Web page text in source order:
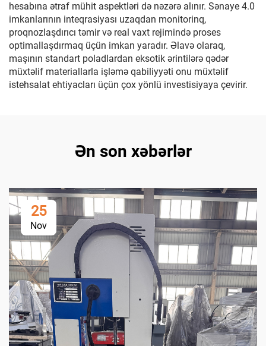
hesabına ətraf mühit aspektləri də nəzərə alınır. Sənaye 4.0
imkanlarının inteqrasiyası uzaqdan monitorinq,
proqnozlaşdırıcı təmir və real vaxt rejimində proses
optimallaşdırmaq üçün imkan yaradır. Əlavə olaraq,
maşının standart poladlardan eksotik ərintilərə qədər
müxtəlif materiallarla işləmə qabiliyyəti onu müxtəlif
istehsalat ehtiyacları üçün çox yönlü investisiyaya çevirir.
Ən son xəbərlər
25
Nov